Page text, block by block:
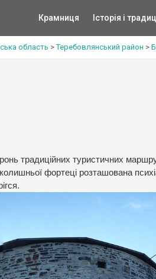
Крамниця Історія і
область >Теребовлянський район >
традиційних туристичних
фортеці розташована